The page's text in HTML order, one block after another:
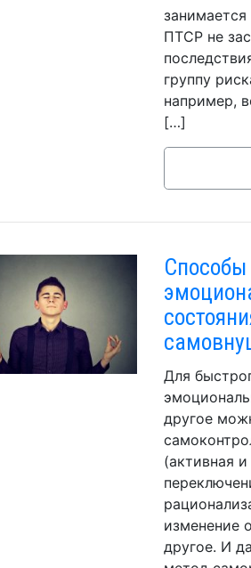
ПТСР не
группу
например,
[…]
Способы
Для
другое
(активная
изменение
другое. И